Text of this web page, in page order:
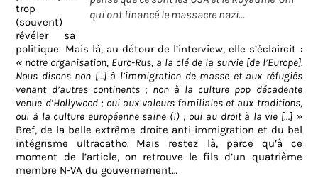
qui ont financé le massacre nazi…
trop
(souvent)
révéler sa
politique. Mais là, au détour de l’interview, elle s’éclaircit :
« notre organisation, Euro-Rus, a la clé de la survie [de l’Europe].
Nous disons non […] à l’immigration de masse et aux réfugiés
venant d’autres continents ; non à la culture pop décadente
venue d’Hollywood ; oui aux valeurs familiales et aux traditions,
oui à la culture européenne saine (!) ; oui au droit à la vie […] »
Bref, de la belle extrême droite anti-immigration et du bel
intégrisme ultracatho. Mais restez là, parce qu’à ce
moment de l’article, on retrouve le fils d’un quatrième
membre N-VA du gouvernement…